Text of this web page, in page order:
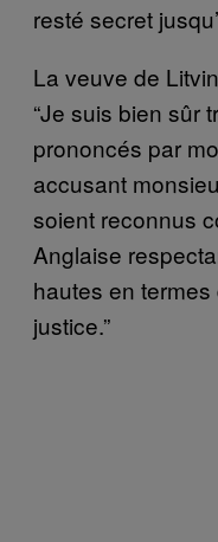
resté secret
La veuve de
“Je suis bien sûr
prononcés par
accusant
soient reconnus
Anglaise
hautes en termes
justice.”